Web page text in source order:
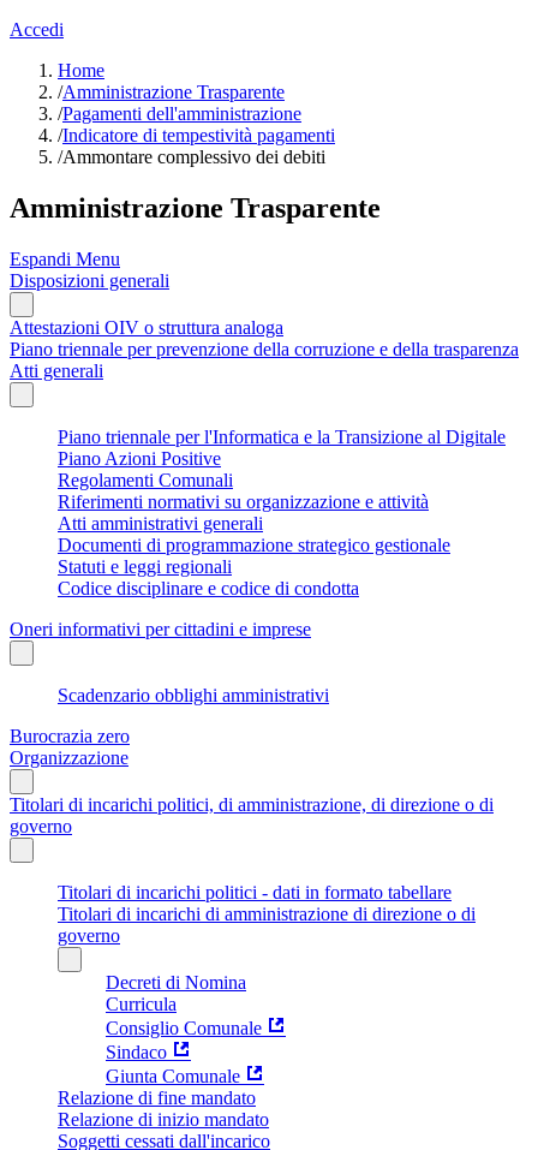
Accedi
Home
/Amministrazione Trasparente
/Pagamenti dell'amministrazione
/Indicatore di tempestività pagamenti
/Ammontare complessivo dei debiti
Amministrazione Trasparente
Espandi Menu
Disposizioni generali
Attestazioni OIV o struttura analoga
Piano triennale per prevenzione della corruzione e della trasparenza
Atti generali
Piano triennale per l'Informatica e la Transizione al Digitale
Piano Azioni Positive
Regolamenti Comunali
Riferimenti normativi su organizzazione e attività
Atti amministrativi generali
Documenti di programmazione strategico gestionale
Statuti e leggi regionali
Codice disciplinare e codice di condotta
Oneri informativi per cittadini e imprese
Scadenzario obblighi amministrativi
Burocrazia zero
Organizzazione
Titolari di incarichi politici, di amministrazione, di direzione o di
governo
Titolari di incarichi politici - dati in formato tabellare
Titolari di incarichi di amministrazione di direzione o di
governo
Decreti di Nomina
Curricula
Consiglio Comunale
Sindaco
Giunta Comunale
Relazione di fine mandato
Relazione di inizio mandato
Soggetti cessati dall'incarico